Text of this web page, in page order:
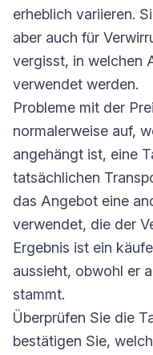
erheblich variieren.
aber auch für
vergisst, in welchen
verwendet werden.
Probleme mit der
normalerweise auf,
angehängt ist, eine
tatsächlichen
das Angebot eine
verwendet, die der
Ergebnis ist ein
aussieht, obwohl er
stammt.
Überprüfen Sie die
bestätigen Sie,